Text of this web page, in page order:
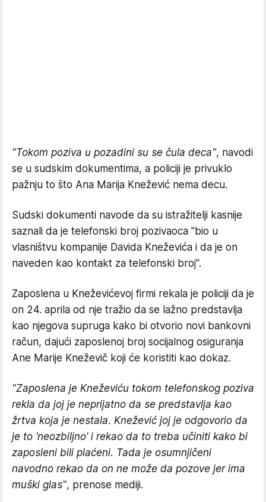
"Tokom poziva u pozadini su se čula deca", navodi
se u sudskim dokumentima, a policiji je privuklo
pažnju to što Ana Marija Knežević nema decu.
Sudski dokumenti navode da su istražitelji kasnije
saznali da je telefonski broj pozivaoca "bio u
vlasništvu kompanije Davida Kneževića i da je on
naveden kao kontakt za telefonski broj".
Zaposlena u Kneževićevoj firmi rekala je policiji da je
on 24. aprila od nje tražio da se lažno predstavlja
kao njegova supruga kako bi otvorio novi bankovni
račun, dajući zaposlenoj broj socijalnog osiguranja
Ane Marije Kneževič koji će koristiti kao dokaz.
"Zaposlena je Kneževiću tokom telefonskog poziva
rekla da joj je neprijatno da se predstavlja kao
žrtva koja je nestala. Knežević joj je odgovorio da
je to ‘neozbiljno’ i rekao da to treba učiniti kako bi
zaposleni bili plaćeni. Tada je osumnjičeni
navodno rekao da on ne može da pozove jer ima
muški glas", prenose mediji.